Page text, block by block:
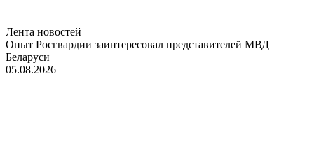
Лента новостей
Опыт Росгвардии заинтересовал представителей МВД
Беларуси
05.08.2026